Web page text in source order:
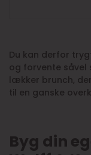
Du kan derfor
og forvente såvel
lækker brunch,
til en ganske
Byg din